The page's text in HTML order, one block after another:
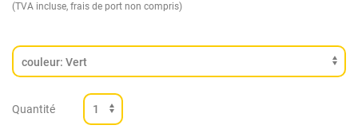
(TVA incluse, frais de port non compris)
Quantité